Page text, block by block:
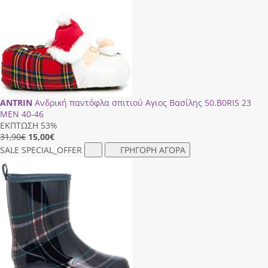
ANTRIN Ανδρική παντόφλα σπιτιού Αγιος Βασίλης 50.Β0RΙS 23
ΜΕΝ 40-46
ΕΚΠΤΩΣΗ 53%
31,90€ 15,00€
SALE SPECIAL_OFFER ΓΡΗΓΟΡΗ ΑΓΟΡΑ